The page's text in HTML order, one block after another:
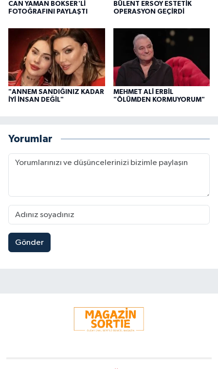
CAN YAMAN BOKSER'Lİ
FOTOĞRAFINI PAYLAŞTI
BÜLENT ERSOY ESTETİK
OPERASYON GEÇİRDİ
"ANNEM SANDIĞINIZ KADAR
İYİ İNSAN DEĞİL"
MEHMET ALİ ERBİL
"ÖLÜMDEN KORMUYORUM"
Yorumlar
Gönder